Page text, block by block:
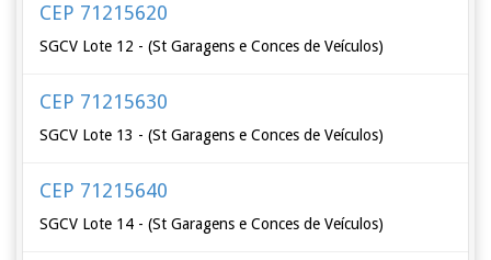
CEP 71215620
SGCV Lote 12 - (St Garagens e Conces de Veículos)
CEP 71215630
SGCV Lote 13 - (St Garagens e Conces de Veículos)
CEP 71215640
SGCV Lote 14 - (St Garagens e Conces de Veículos)